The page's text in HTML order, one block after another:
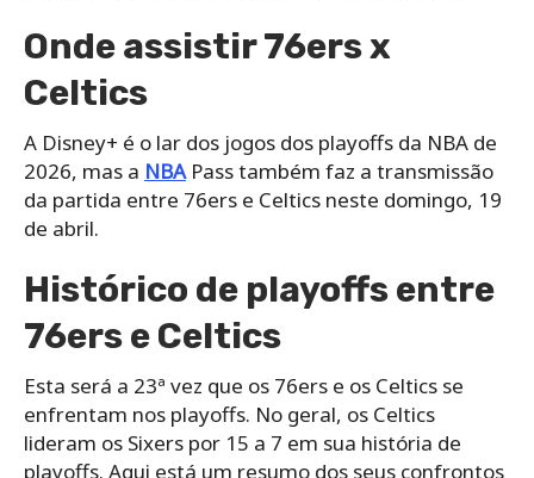
Onde assistir 76ers x
Celtics
A Disney+ é o lar dos jogos dos playoffs da NBA de
2026, mas a NBAPass também faz a transmissão
da partida entre 76ers e Celtics neste domingo, 19
de abril.
Histórico de playoffs entre
76ers e Celtics
Esta será a 23ª vez que os 76ers e os Celtics se
enfrentam nos playoffs. No geral, os Celtics
lideram os Sixers por 15 a 7 em sua história de
playoffs. Aqui está um resumo dos seus confrontos